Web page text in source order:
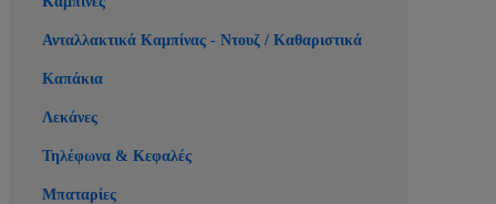
Ανταλλακτικά Καμπίνας - Ντουζ / Καθαριστικά
Καπάκια
Λεκάνες
Τηλέφωνα & Κεφαλές
Μπαταρίες